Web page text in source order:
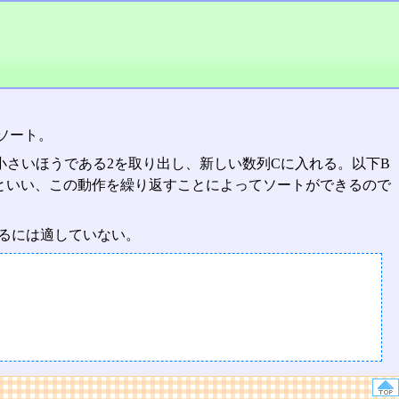
ト。
いほうである2を取り出し、新しい数列Cに入れる。以下B
いい、この動作を繰り返すことによってソートができるので
には適していない。